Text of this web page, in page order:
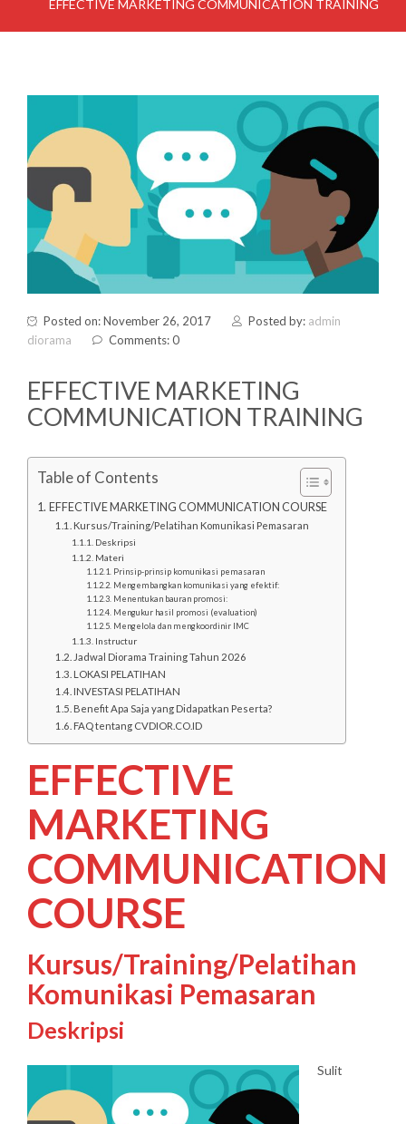
EFFECTIVE MARKETING COMMUNICATION TRAINING
Posted on: November 26, 2017 Posted by: admin
diorama
Comments: 0
EFFECTIVE MARKETING
COMMUNICATION TRAINING
Table of Contents
EFFECTIVE MARKETING COMMUNICATION COURSE
Kursus/Training/Pelatihan Komunikasi Pemasaran
Deskripsi
Materi
Prinsip-prinsip komunikasi pemasaran
Mengembangkan komunikasi yang efektif:
Menentukan bauran promosi:
Mengukur hasil promosi (evaluation)
Mengelola dan mengkoordinir IMC
Instructur
Jadwal Diorama Training Tahun 2026
LOKASI PELATIHAN
INVESTASI PELATIHAN
Benefit Apa Saja yang Didapatkan Peserta?
FAQ tentang CVDIOR.CO.ID
EFFECTIVE
MARKETING
COMMUNICATION
COURSE
Kursus/Training/Pelatihan
Komunikasi Pemasaran
Deskripsi
Sulit